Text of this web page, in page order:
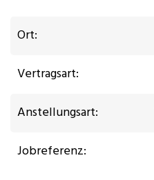
Ort:
Vertragsart:
Anstellungsart:
Jobreferenz: